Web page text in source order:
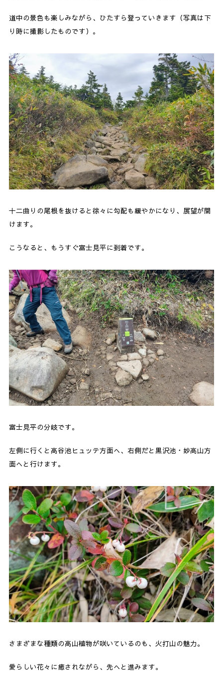
道中の景色も楽しみながら、ひたすら登っていきます（写真は下
り時に撮影したものです）。
十二曲りの尾根を抜けると徐々に勾配も緩やかになり、展望が開
けます。
こうなると、もうすぐ富士見平に到着です。
富士見平の分岐です。
左側に行くと高谷池ヒュッテ方面へ、右側だと黒沢池・妙高山方
面へと行けます。
さまざまな種類の高山植物が咲いているのも、火打山の魅力。
愛らしい花々に癒されながら、先へと進みます。